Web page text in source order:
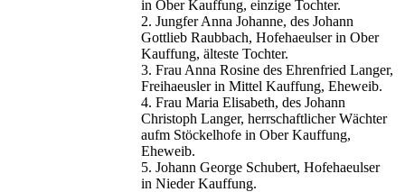
in Ober Kauffung, einzige Tochter.
2. Jungfer Anna Johanne, des Johann
Gottlieb Raubbach, Hofehaeulser in Ober
Kauffung, älteste Tochter.
3. Frau Anna Rosine des Ehrenfried Langer,
Freihaeusler in Mittel Kauffung, Eheweib.
4. Frau Maria Elisabeth, des Johann
Christoph Langer, herrschaftlicher Wächter
aufm Stöckelhofe in Ober Kauffung,
Eheweib.
5. Johann George Schubert, Hofehaeulser
in Nieder Kauffung.